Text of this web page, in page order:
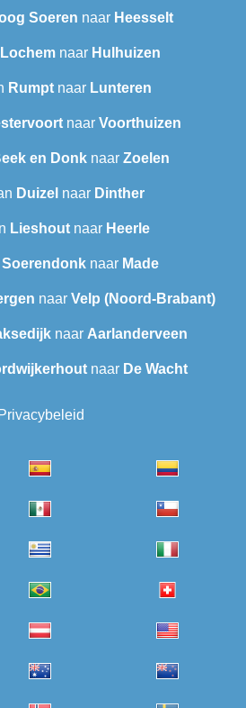
Soeren naar Heesselt
Lochemnaar Hulhuizen
Rumpt naar Lunteren
naar Voorthuizen
en Donknaar Zoelen
Duizel naar Dinther
Lieshout naar Heerle
Soerendonknaar Made
naar Velp (Noord-Brabant)
naar Aarlanderveen
naar De Wacht
Privacybeleid